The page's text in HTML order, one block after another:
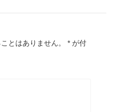
とはありません。 * が付